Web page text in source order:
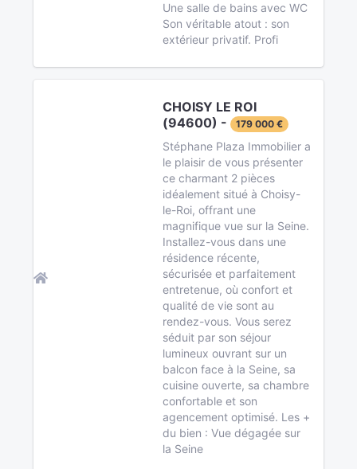
Une salle de bains avec WC
Son véritable atout : son
extérieur privatif. Profi
CHOISY LE ROI
(94600) -
179 000 €
Stéphane Plaza Immobilier a
le plaisir de vous présenter
ce charmant 2 pièces
idéalement situé à Choisy-
le-Roi, offrant une
magnifique vue sur la Seine.
Installez-vous dans une
résidence récente,
sécurisée et parfaitement
entretenue, où confort et
qualité de vie sont au
rendez-vous. Vous serez
séduit par son séjour
lumineux ouvrant sur un
balcon face à la Seine, sa
cuisine ouverte, sa chambre
confortable et son
agencement optimisé. Les +
du bien : Vue dégagée sur
la Seine